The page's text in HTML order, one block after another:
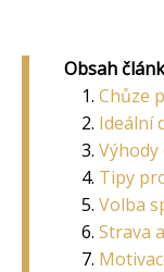
Obsah
Chůze
Ideální
Tipy
Volba
Strava